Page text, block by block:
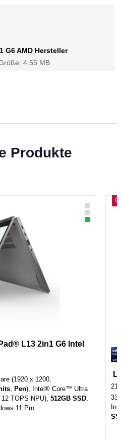
G6 AMD Hersteller
4.55 MB
Produkte
L13 2in1 G6 Intel
(1920 x 1200,
Pen), Intel® Core™ Ultra
TOPS NPU), 512GB SSD
11 Pro